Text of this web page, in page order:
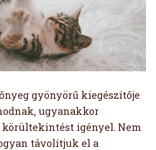
gyönyörű kiegészítője
ugyanakkor
igényel. Nem
távolítjuk el a